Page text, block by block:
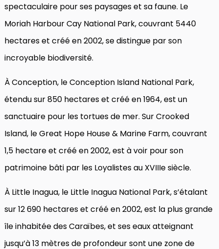
spectaculaire pour ses paysages et sa faune. Le
Moriah Harbour Cay National Park, couvrant 5440
hectares et créé en 2002, se distingue par son
incroyable biodiversité.
À Conception, le Conception Island National Park,
étendu sur 850 hectares et créé en 1964, est un
sanctuaire pour les tortues de mer. Sur Crooked
Island, le Great Hope House & Marine Farm, couvrant
1,5 hectare et créé en 2002, est à voir pour son
patrimoine bâti par les Loyalistes au XVIIIe siècle.
À Little Inagua, le Little Inagua National Park, s’étalant
sur 12 690 hectares et créé en 2002, est la plus grande
île inhabitée des Caraïbes, et ses eaux atteignant
jusqu’à 13 mètres de profondeur sont une zone de